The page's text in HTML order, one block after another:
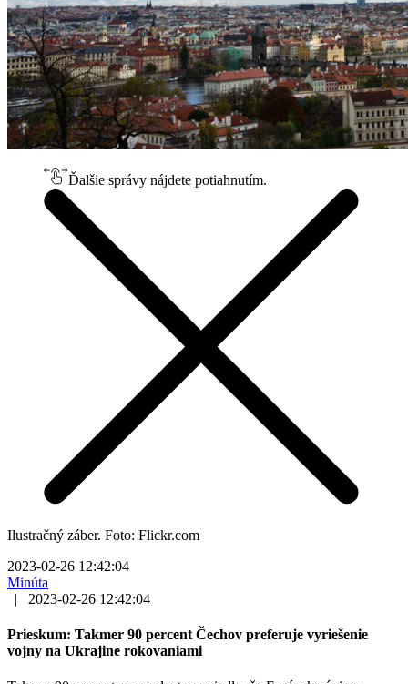
Ďalšie správy nájdete potiahnutím.
Ilustračný záber. Foto: Flickr.com
2023-02-26 12:42:04
Minúta
|
2023-02-26 12:42:04
Prieskum: Takmer 90 percent Čechov preferuje vyriešenie
vojny na Ukrajine rokovaniami